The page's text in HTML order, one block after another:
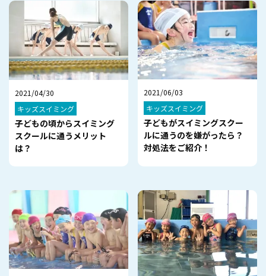
2021/04/30
キッズスイミング
子どもの頃からスイミング
スクールに通うメリット
は？
2021/06/03
キッズスイミング
子どもがスイミングスクー
ルに通うのを嫌がったら？
対処法をご紹介！